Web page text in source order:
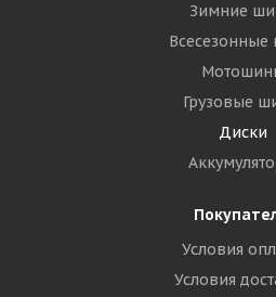
Зимние
Грузовые
Диски
Условия
Условия